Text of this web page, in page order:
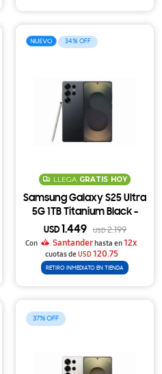
34
LLEGA GRATIS HOY
Samsung Galaxy S25 Ultra
5G 1TB Titanium Black -
Titanium Black
USD 1.449 USD2.199
Con
Santanderhasta en12x
cuotas deUSD120.75
RETIRO INMEDIATO EN TIENDA
37